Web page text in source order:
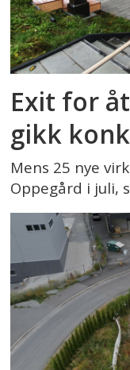
Exit for
gikk konk
Mens 25 nye
Oppegård i juli,